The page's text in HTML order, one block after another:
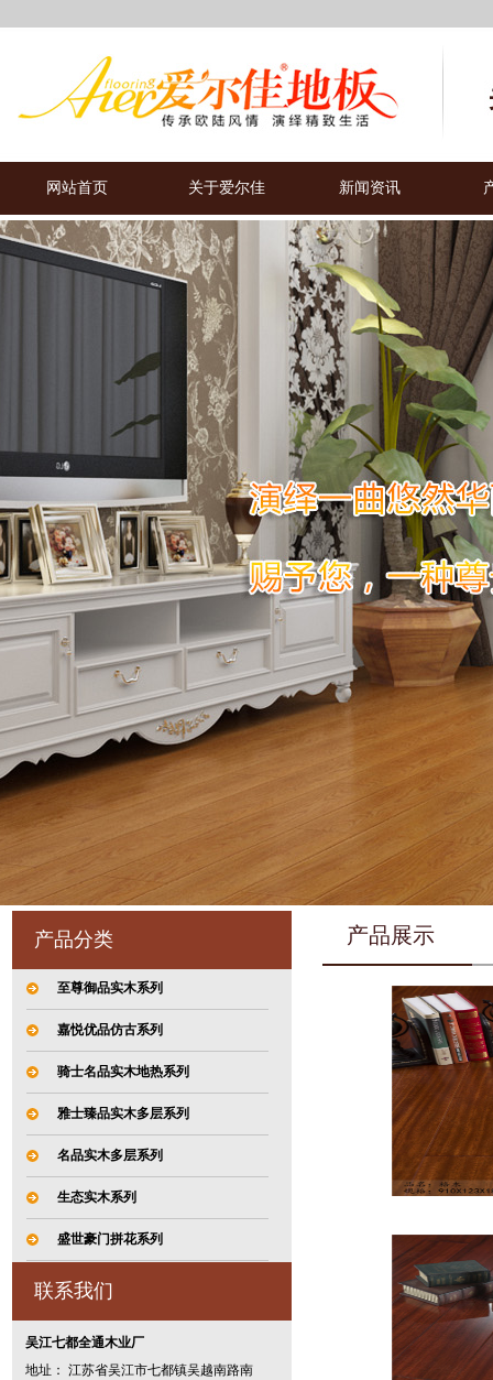
网站首页 关于爱尔佳 新闻资讯
产品分类
至尊御品实木系列
嘉悦优品仿古系列
骑士名品实木地热系列
雅士臻品实木多层系列
名品实木多层系列
生态实木系列
盛世豪门拼花系列
联系我们
吴江七都全通木业厂
地址： 江苏省吴江市七都镇吴越南路南
产品展示